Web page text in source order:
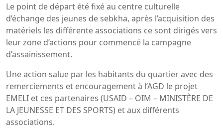
Le point de départ été fixé au centre culturelle
d’échange des jeunes de sebkha, après l’acquisition des
matériels les différente associations ce sont dirigés vers
leur zone d’actions pour commencé la campagne
d’assainissement.
Une action salue par les habitants du quartier avec des
remerciements et encouragement à l’AGD le projet
EMELI et ces partenaires (USAID – OIM – MINISTÈRE DE
LA JEUNESSE ET DES SPORTS) et aux différents
associations.